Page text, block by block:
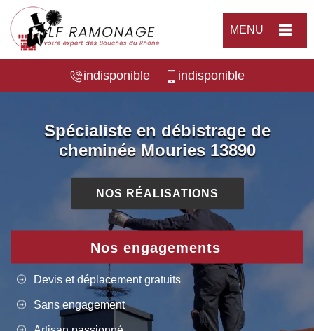
MENU
indisponible indisponible
Spécialiste en débistrage de
cheminée Mouries 13890
NOS RÉALISATIONS
Nos engagements
Devis et déplacement gratuits
Sans engagement